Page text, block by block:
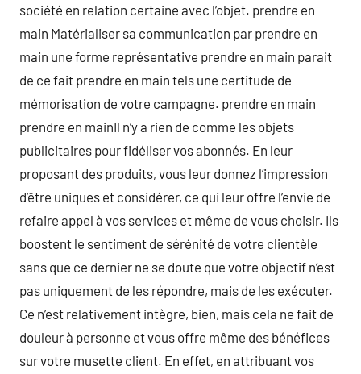
société en relation certaine avec l’objet. prendre en
main Matérialiser sa communication par prendre en
main une forme représentative prendre en main parait
de ce fait prendre en main tels une certitude de
mémorisation de votre campagne. prendre en main
prendre en mainIl n’y a rien de comme les objets
publicitaires pour fidéliser vos abonnés. En leur
proposant des produits, vous leur donnez l’impression
d’être uniques et considérer, ce qui leur offre l’envie de
refaire appel à vos services et même de vous choisir. Ils
boostent le sentiment de sérénité de votre clientèle
sans que ce dernier ne se doute que votre objectif n’est
pas uniquement de les répondre, mais de les exécuter.
Ce n’est relativement intègre, bien, mais cela ne fait de
douleur à personne et vous offre même des bénéfices
sur votre musette client. En effet, en attribuant vos